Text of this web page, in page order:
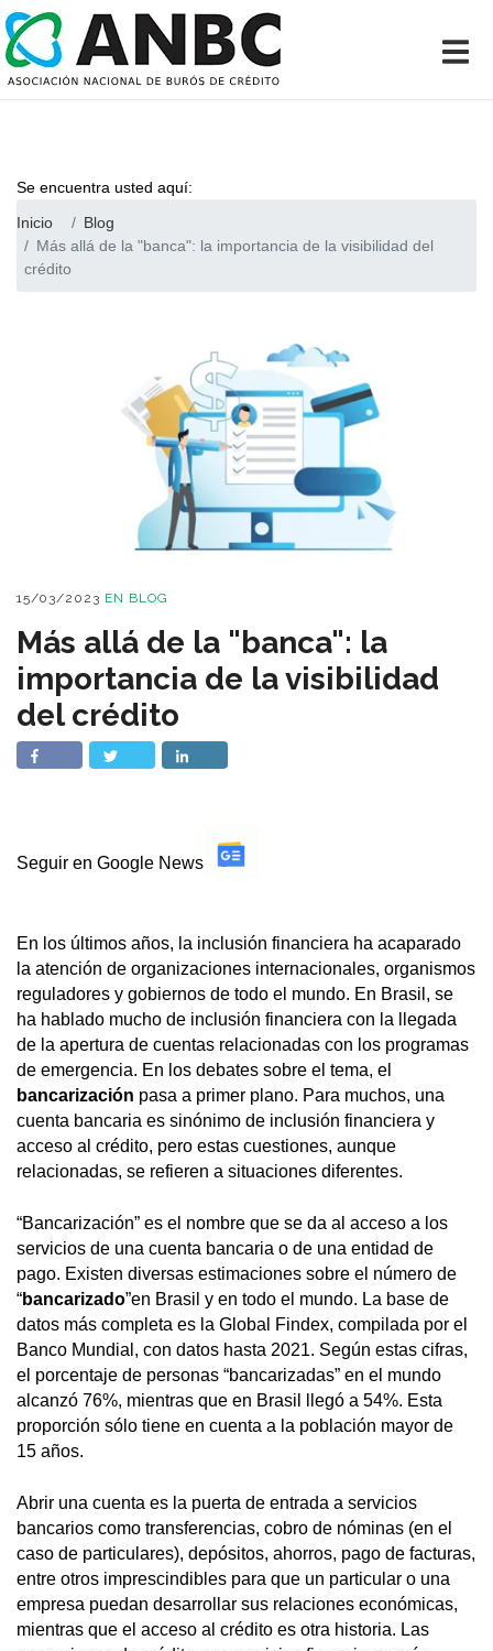
Se encuentra usted aquí:
Inicio
Blog
Más allá de la "banca": la importancia de la visibilidad del
crédito
15/03/2023 EN BLOG
Más allá de la "banca": la
importancia de la visibilidad
del crédito
Seguir en Google News
En los últimos años, la inclusión financiera ha acaparado
la atención de organizaciones internacionales, organismos
reguladores y gobiernos de todo el mundo. En Brasil, se
ha hablado mucho de inclusión financiera con la llegada
de la apertura de cuentas relacionadas con los programas
de emergencia. En los debates sobre el tema, el
bancarización pasa a primer plano. Para muchos, una
cuenta bancaria es sinónimo de inclusión financiera y
acceso al crédito, pero estas cuestiones, aunque
relacionadas, se refieren a situaciones diferentes.
“Bancarización” es el nombre que se da al acceso a los
servicios de una cuenta bancaria o de una entidad de
pago. Existen diversas estimaciones sobre el número de
“bancarizado”en Brasil y en todo el mundo. La base de
datos más completa es la Global Findex, compilada por el
Banco Mundial, con datos hasta 2021. Según estas cifras,
el porcentaje de personas “bancarizadas” en el mundo
alcanzó 76%, mientras que en Brasil llegó a 54%. Esta
proporción sólo tiene en cuenta a la población mayor de
15 años.
Abrir una cuenta es la puerta de entrada a servicios
bancarios como transferencias, cobro de nóminas (en el
caso de particulares), depósitos, ahorros, pago de facturas,
entre otros imprescindibles para que un particular o una
empresa puedan desarrollar sus relaciones económicas,
mientras que el acceso al crédito es otra historia. Las